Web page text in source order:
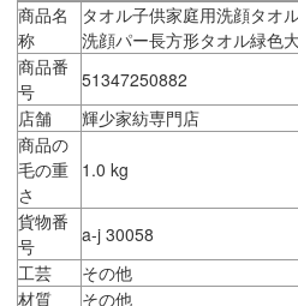
商品名
称
タオル子供家庭用洗顔タオ
洗顔パー長方形タオル緑色
商品番
号
51347250882
店舗
輝少家紡専門店
商品の
毛の重
さ
1.0 kg
貨物番
号
a-j 30058
工芸
その他
材質
その他